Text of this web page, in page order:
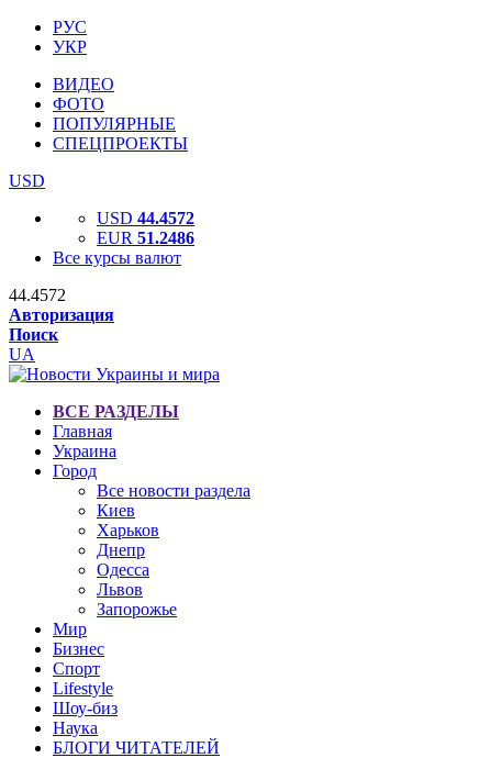
РУС
УКР
ВИДЕО
ФОТО
ПОПУЛЯРНЫЕ
СПЕЦПРОЕКТЫ
USD
USD 44.4572
EUR 51.2486
Все курсы валют
44.4572
Авторизация
Поиск
UA
ВСЕ РАЗДЕЛЫ
Главная
Украина
Город
Все новости раздела
Киев
Харьков
Днепр
Одесса
Львов
Запорожье
Мир
Бизнес
Спорт
Lifestyle
Шоу-биз
Наука
БЛОГИ ЧИТАТЕЛЕЙ